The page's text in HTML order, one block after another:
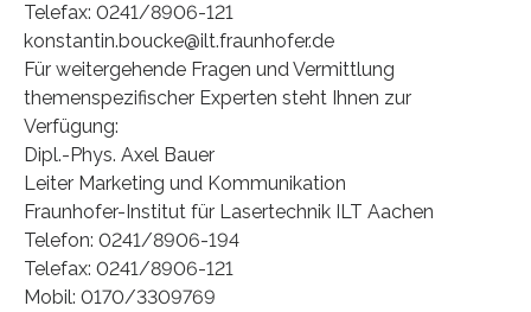
Telefax: 0241/8906-121
konstantin.boucke@ilt.fraunhofer.de
Für weitergehende Fragen und Vermittlung
themenspezifischer Experten steht Ihnen zur
Verfügung:
Dipl.-Phys. Axel Bauer
Leiter Marketing und Kommunikation
Fraunhofer-Institut für Lasertechnik ILT Aachen
Telefon: 0241/8906-194
Telefax: 0241/8906-121
Mobil: 0170/3309769